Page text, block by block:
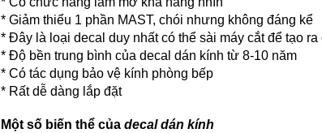
* Giảm thiểu 1 phần MAST, chói nhưng không đáng kể
* Đây là loại decal duy nhất có thể sài máy cắt để tạo
* Độ bền trung bình của decal dán kính từ 8-10 năm
* Có tác dụng bảo vệ kính phòng bếp
* Rất dễ dàng lắp đặt
Một số biến thể của decal dán kính